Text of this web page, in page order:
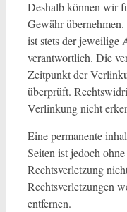
Deshalb können wir
Gewähr
ist stets der jeweilige
verantwortlich. Die
Zeitpunkt der
überprüft.
Verlinkung nicht
Eine permanente
Seiten ist jedoch
Rechtsverletzung
Rechtsverletzungen
entfernen.